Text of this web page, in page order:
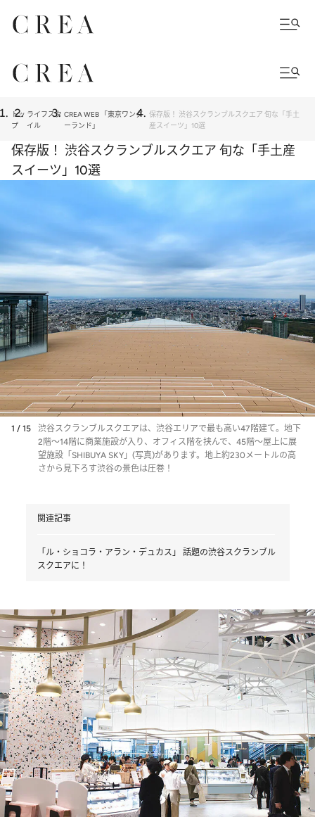
トッ
プ
ライフスタ
イル
CREA WEB 「東京ワンダ
ーランド」
保存版！ 渋谷スクランブルスクエア 旬な「手土
産スイーツ」10選
保存版！ 渋谷スクランブルスクエア 旬な「手土産
スイーツ」10選
1 / 15
渋谷スクランブルスクエアは、渋谷エリアで最も高い47階建て。地下
2階～14階に商業施設が入り、オフィス階を挟んで、45階～屋上に展
望施設「SHIBUYA SKY」(写真)があります。地上約230メートルの高
さから見下ろす渋谷の景色は圧巻！
関連記事
「ル・ショコラ・アラン・デュカス」 話題の渋谷スクランブル
スクエアに！